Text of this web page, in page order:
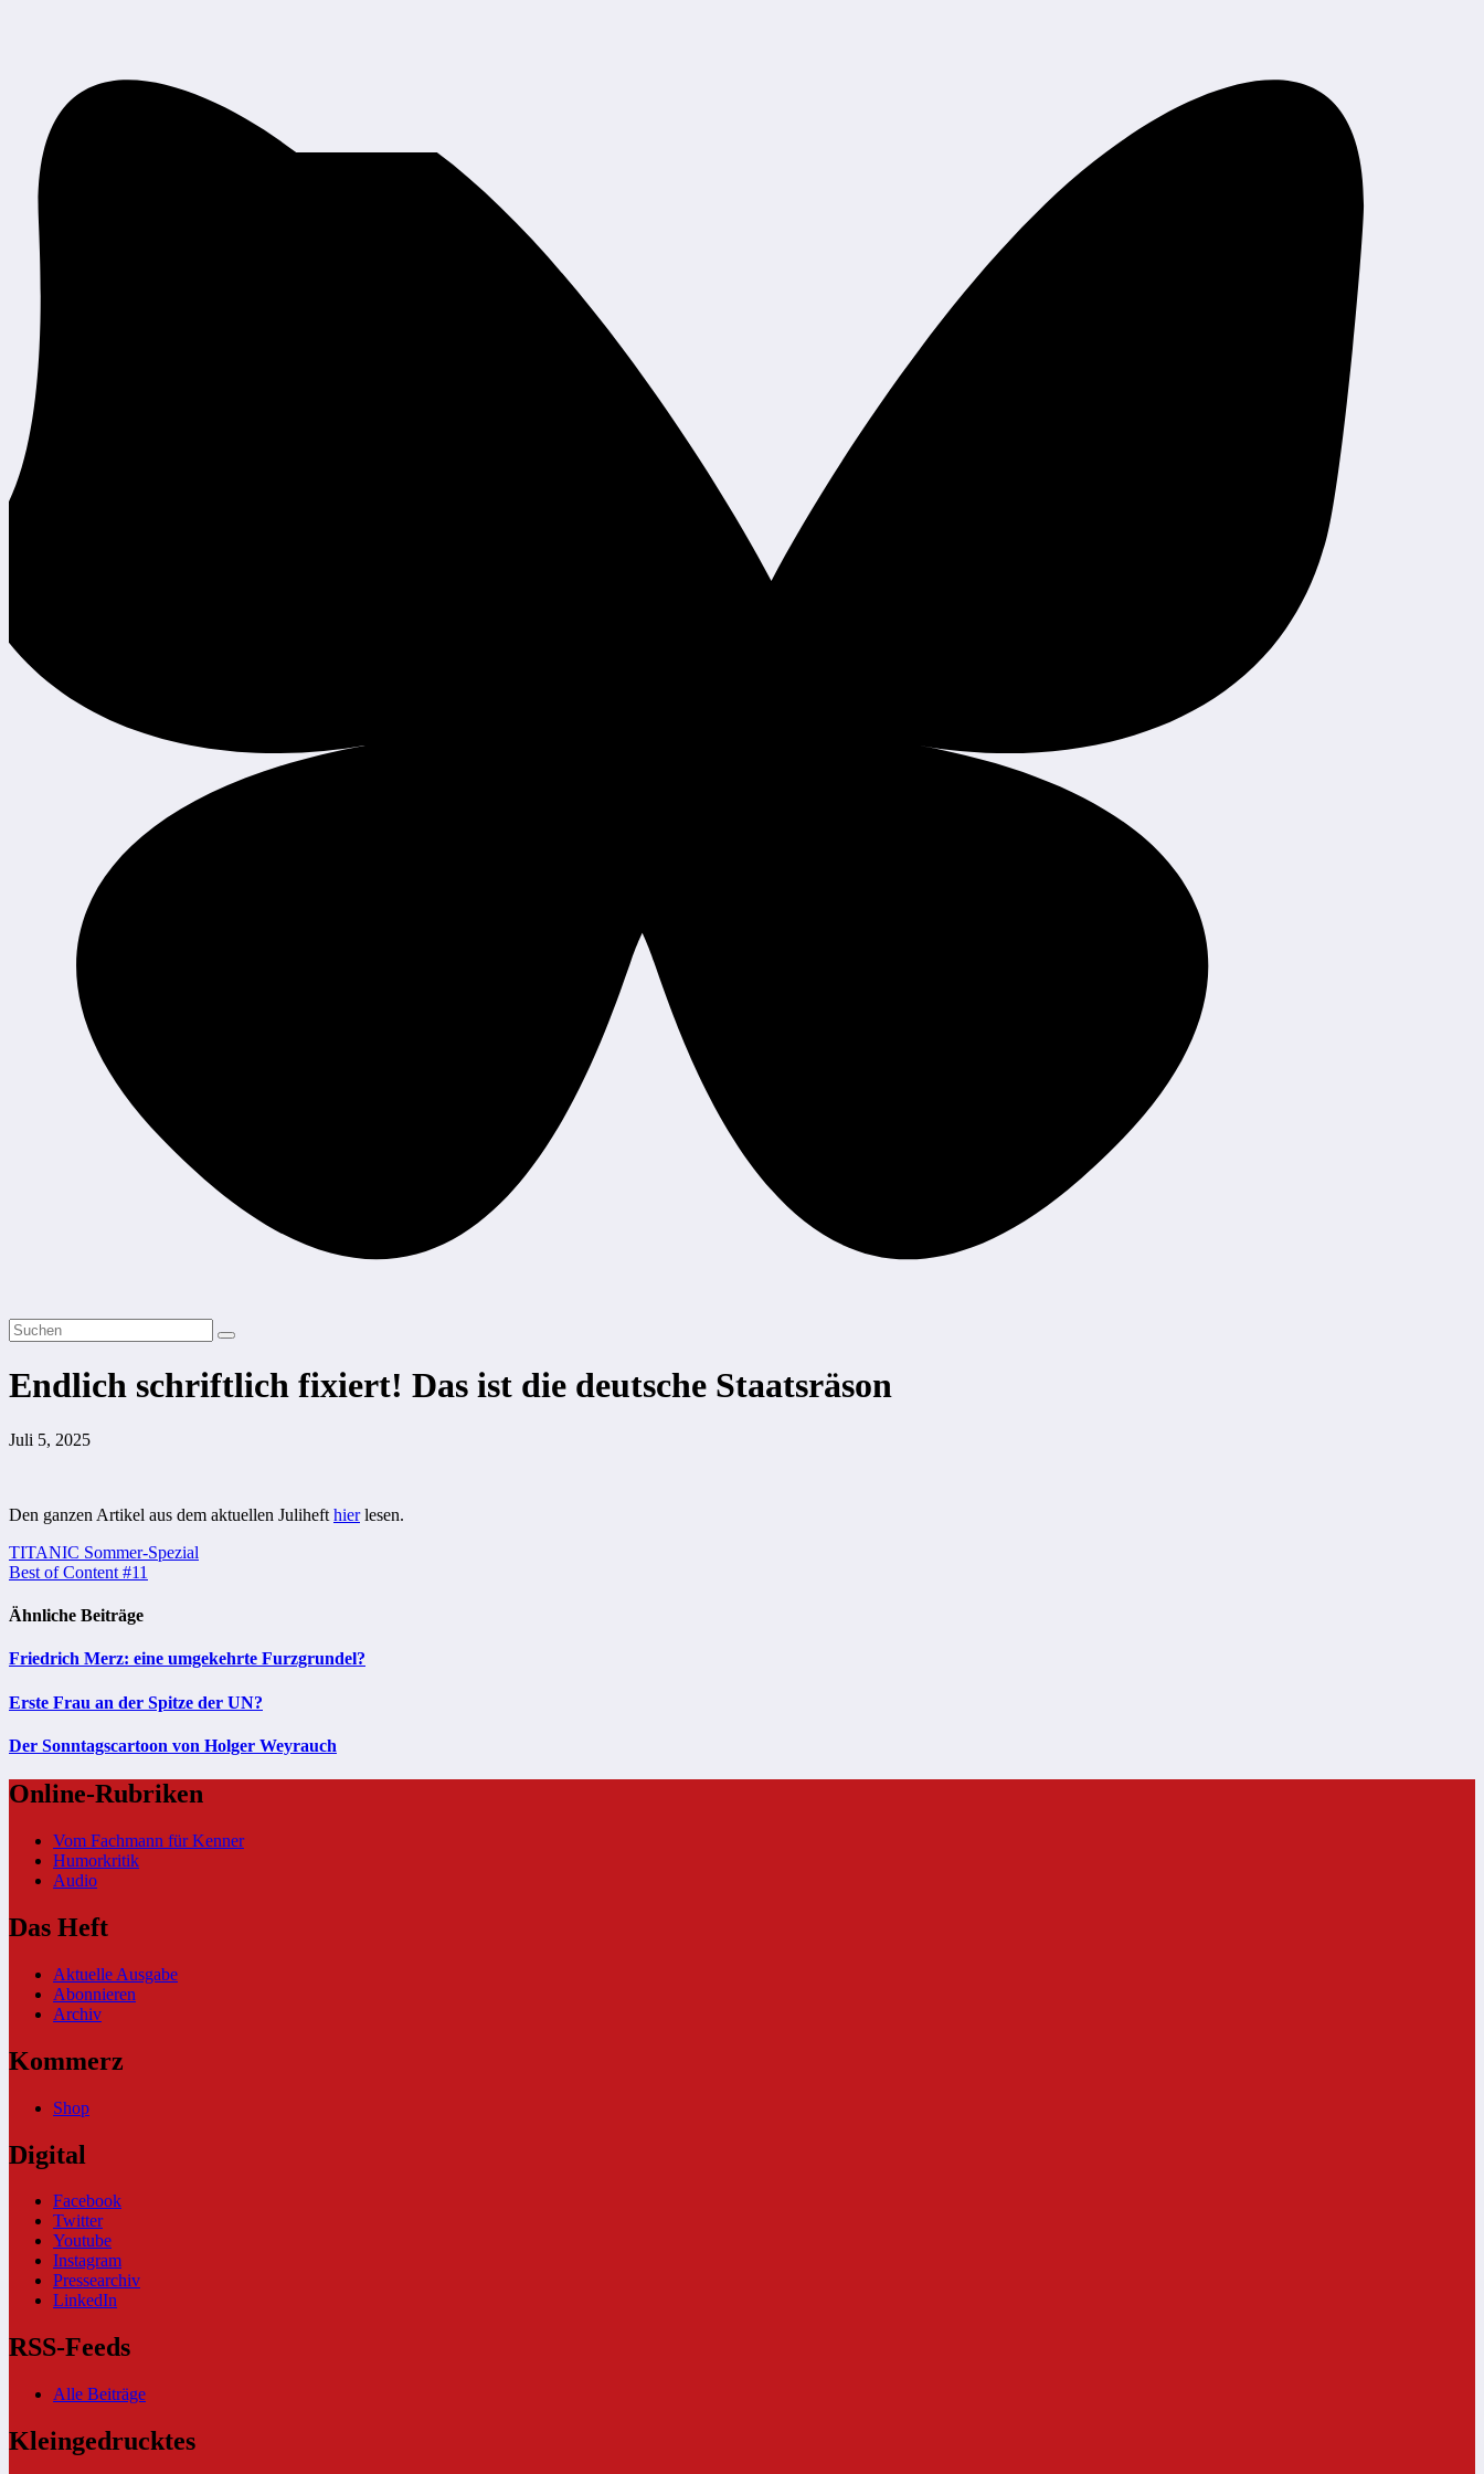
Endlich schriftlich fixiert! Das ist die deutsche Staatsräson
Juli 5, 2025
Den ganzen Artikel aus dem aktuellen Juliheft hierlesen.
Beitragsnavigation
TITANIC Sommer-Spezial
Best of Content #11
Ähnliche Beiträge
Friedrich Merz: eine umgekehrte Furzgrundel?
Erste Frau an der Spitze der UN?
Der Sonntagscartoon von Holger Weyrauch
Online-Rubriken
Vom Fachmann für Kenner
Humorkritik
Audio
Das Heft
Aktuelle Ausgabe
Abonnieren
Archiv
Kommerz
Shop
Digital
Facebook
Twitter
Youtube
Instagram
Pressearchiv
LinkedIn
RSS-Feeds
Alle Beiträge
Kleingedrucktes